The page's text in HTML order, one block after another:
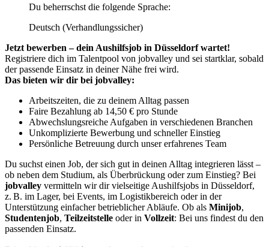
Du beherrschst die folgende Sprache:
Deutsch (Verhandlungssicher)
Jetzt bewerben – dein Aushilfsjob in Düsseldorf wartet!
Registriere dich im Talentpool von jobvalley und sei startklar, sobald
der passende Einsatz in deiner Nähe frei wird.
Das bieten wir dir bei jobvalley:
Arbeitszeiten, die zu deinem Alltag passen
Faire Bezahlung ab 14,50 € pro Stunde
Abwechslungsreiche Aufgaben in verschiedenen Branchen
Unkomplizierte Bewerbung und schneller Einstieg
Persönliche Betreuung durch unser erfahrenes Team
Du suchst einen Job, der sich gut in deinen Alltag integrieren lässt –
ob neben dem Studium, als Überbrückung oder zum Einstieg? Bei
jobvalley vermitteln wir dir vielseitige Aushilfsjobs in Düsseldorf,
z. B. im Lager, bei Events, im Logistikbereich oder in der
Unterstützung einfacher betrieblicher Abläufe. Ob als Minijob,
Studentenjob, Teilzeitstelle oder in Vollzeit: Bei uns findest du den
passenden Einsatz.